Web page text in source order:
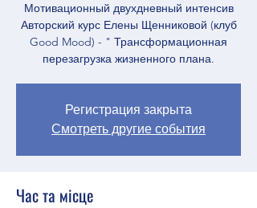
Мотивационный двухдневный интенсив
Авторский курс Елены Щенниковой (клуб
Good Mood) - " Трансформационная
перезагрузка жизненного плана.
Регистрация закрыта
Смотреть другие события
Час та місце